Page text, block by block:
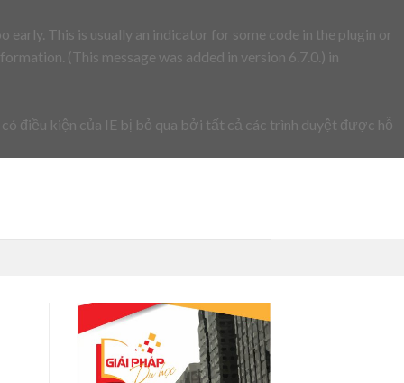
early. This is usually an indicator for some code in the plugin or
(This message was added in version 6.7.0.) in
điều kiện của IE bị bỏ qua bởi tất cả các trình duyệt được hỗ